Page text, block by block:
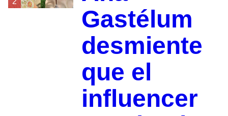
Gastélum
desmiente
que el
influencer